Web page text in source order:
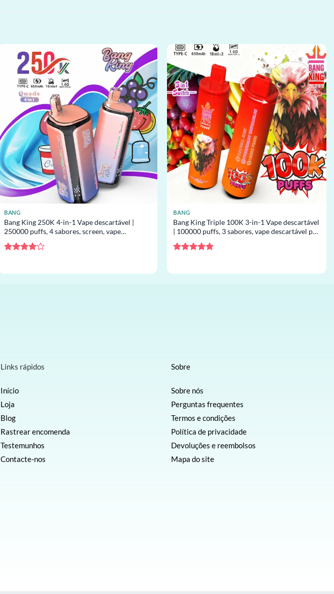
BANG
Bang King 250K 4-in-1 Vape descartável |
250000 puffs, 4 sabores, screen, vape
descartável por atacado
BANG
Bang King Triple 100K 3-in-1 Vape descartável
| 100000 puffs, 3 sabores, vape descartável por
atacado
Links rápidos
Início
Loja
Blog
Rastrear encomenda
Testemunhos
Contacte-nos
Sobre
Sobre nós
Perguntas frequentes
Termos e condições
Política de privacidade
Devoluções e reembolsos
Mapa do site